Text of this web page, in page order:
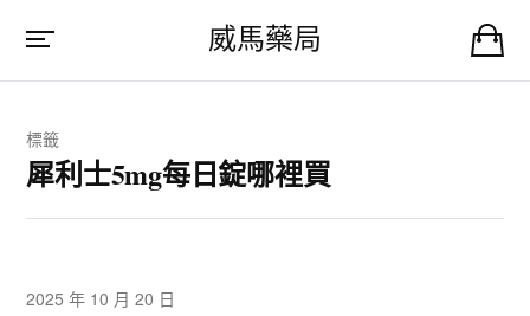
威馬藥局
標籤
犀利士5mg每日錠哪裡買
2025 年 10 月 20 日